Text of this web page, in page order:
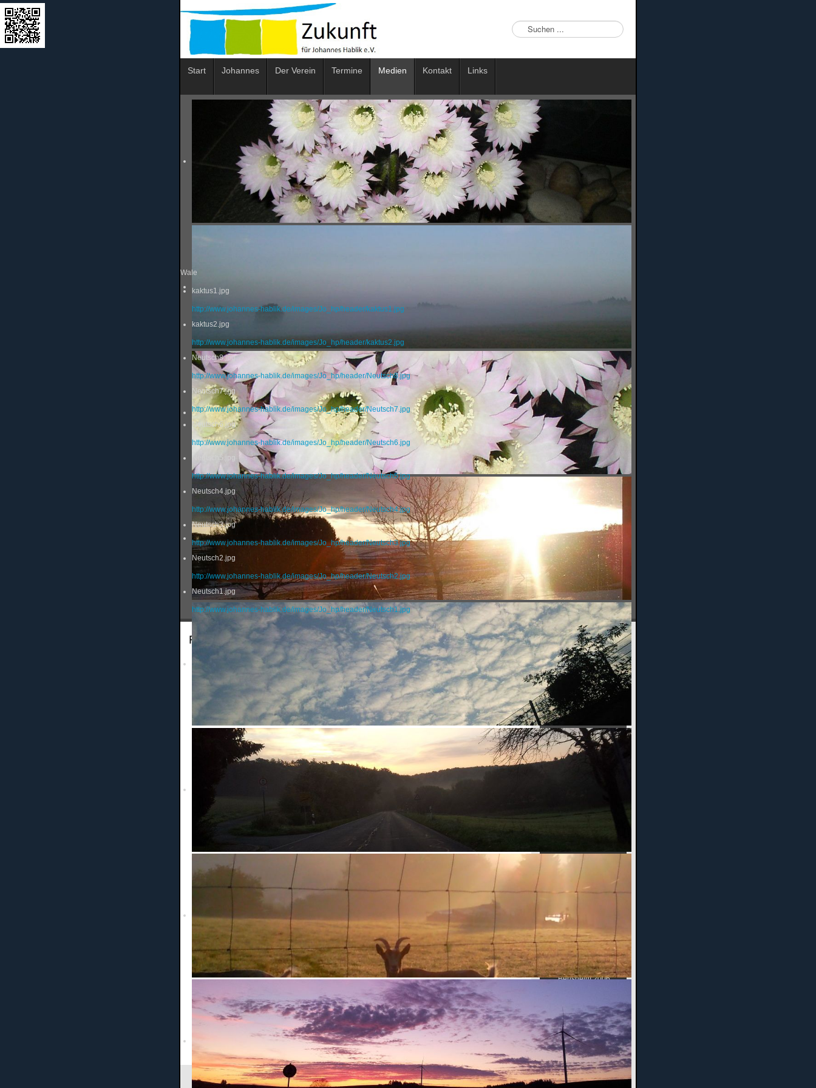
Suchen
...
Start Johannes Der Verein Termine Medien Kontakt Links
Wale
kaktus1.jpg
http://www.johannes-hablik.de/images/Jo_hp/header/kaktus1.jpg
kaktus2.jpg
http://www.johannes-hablik.de/images/Jo_hp/header/kaktus2.jpg
Neutsch8.jpg
http://www.johannes-hablik.de/images/Jo_hp/header/Neutsch8.jpg
Neutsch7.jpg
http://www.johannes-hablik.de/images/Jo_hp/header/Neutsch7.jpg
Neutsch6.jpg
http://www.johannes-hablik.de/images/Jo_hp/header/Neutsch6.jpg
Neutsch5.jpg
http://www.johannes-hablik.de/images/Jo_hp/header/Neutsch5.jpg
Neutsch4.jpg
http://www.johannes-hablik.de/images/Jo_hp/header/Neutsch4.jpg
Neutsch3.jpg
http://www.johannes-hablik.de/images/Jo_hp/header/Neutsch3.jpg
Neutsch2.jpg
http://www.johannes-hablik.de/images/Jo_hp/header/Neutsch2.jpg
Neutsch1.jpg
http://www.johannes-hablik.de/images/Jo_hp/header/Neutsch1.jpg
Frühschoppen Ober-Ramstadt 16.5.10 Fotos
Benefizabend
2015
Hammerwerfen
2014
Frühschoppen
2010
Frühschoppen
Frühschoppen
2007
Gymmotion
Bensheim 2006
2006
Frühschoppen
2006
Gymmotion 2005